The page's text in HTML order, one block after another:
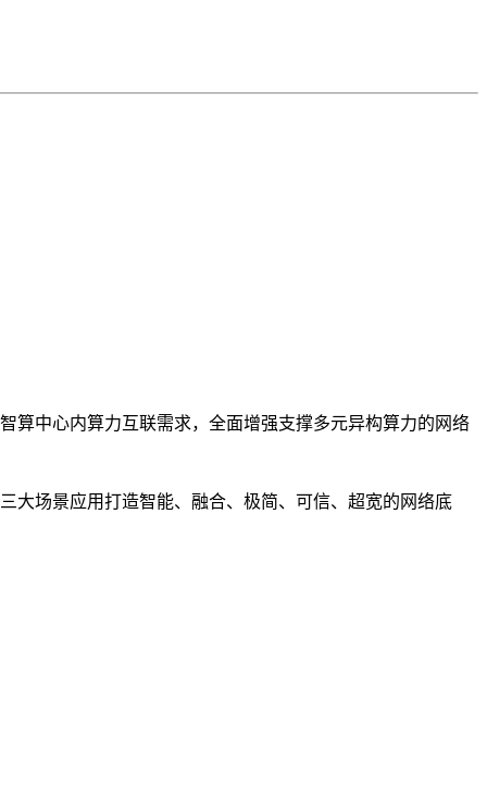
算中心内算力互联需求，全面增强支撑多元异构算力的网络
大场景应用打造智能、融合、极简、可信、超宽的网络底